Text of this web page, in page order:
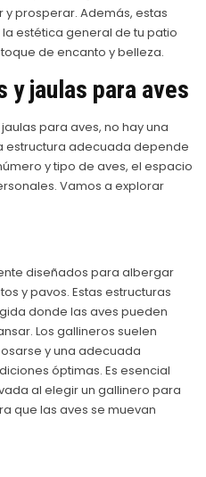
prosperar. Además, estas
estética general de tu patio
de encanto y belleza.
jaulas para aves
para aves, no hay una
estructura adecuada depende
y tipo de aves, el espacio
Vamos a explorar
diseñados para albergar
y pavos. Estas estructuras
donde las aves pueden
Los gallineros suelen
y una adecuada
óptimas. Es esencial
al elegir un gallinero para
que las aves se muevan